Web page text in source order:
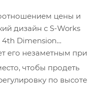
цены и
дизайн с S-Works
4th Dimension
его незаметным при
чтобы продеть
по высоте